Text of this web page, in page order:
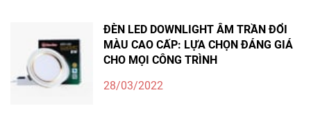
ĐÈN LED DOWNLIGHT ÂM TRẦN ĐỔI
MÀU CAO CẤP: LỰA CHỌN ĐÁNG GIÁ
CHO MỌI CÔNG TRÌNH
28/03/2022